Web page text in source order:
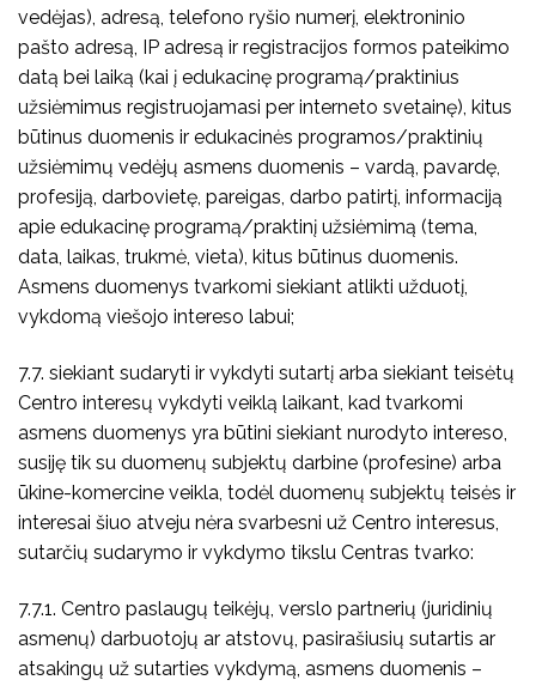
vedėjas), adresą, telefono ryšio numerį, elektroninio
pašto adresą, IP adresą ir registracijos formos pateikimo
datą bei laiką (kai į edukacinę programą/praktinius
užsiėmimus registruojamasi per interneto svetainę), kitus
būtinus duomenis ir edukacinės programos/praktinių
užsiėmimų vedėjų asmens duomenis – vardą, pavardę,
profesiją, darbovietę, pareigas, darbo patirtį, informaciją
apie edukacinę programą/praktinį užsiėmimą (tema,
data, laikas, trukmė, vieta), kitus būtinus duomenis.
Asmens duomenys tvarkomi siekiant atlikti užduotį,
vykdomą viešojo intereso labui;
7.7. siekiant sudaryti ir vykdyti sutartį arba siekiant teisėtų
Centro interesų vykdyti veiklą laikant, kad tvarkomi
asmens duomenys yra būtini siekiant nurodyto intereso,
susiję tik su duomenų subjektų darbine (profesine) arba
ūkine-komercine veikla, todėl duomenų subjektų teisės ir
interesai šiuo atveju nėra svarbesni už Centro interesus,
sutarčių sudarymo ir vykdymo tikslu Centras tvarko:
7.7.1. Centro paslaugų teikėjų, verslo partnerių (juridinių
asmenų) darbuotojų ar atstovų, pasirašiusių sutartis ar
atsakingų už sutarties vykdymą, asmens duomenis –